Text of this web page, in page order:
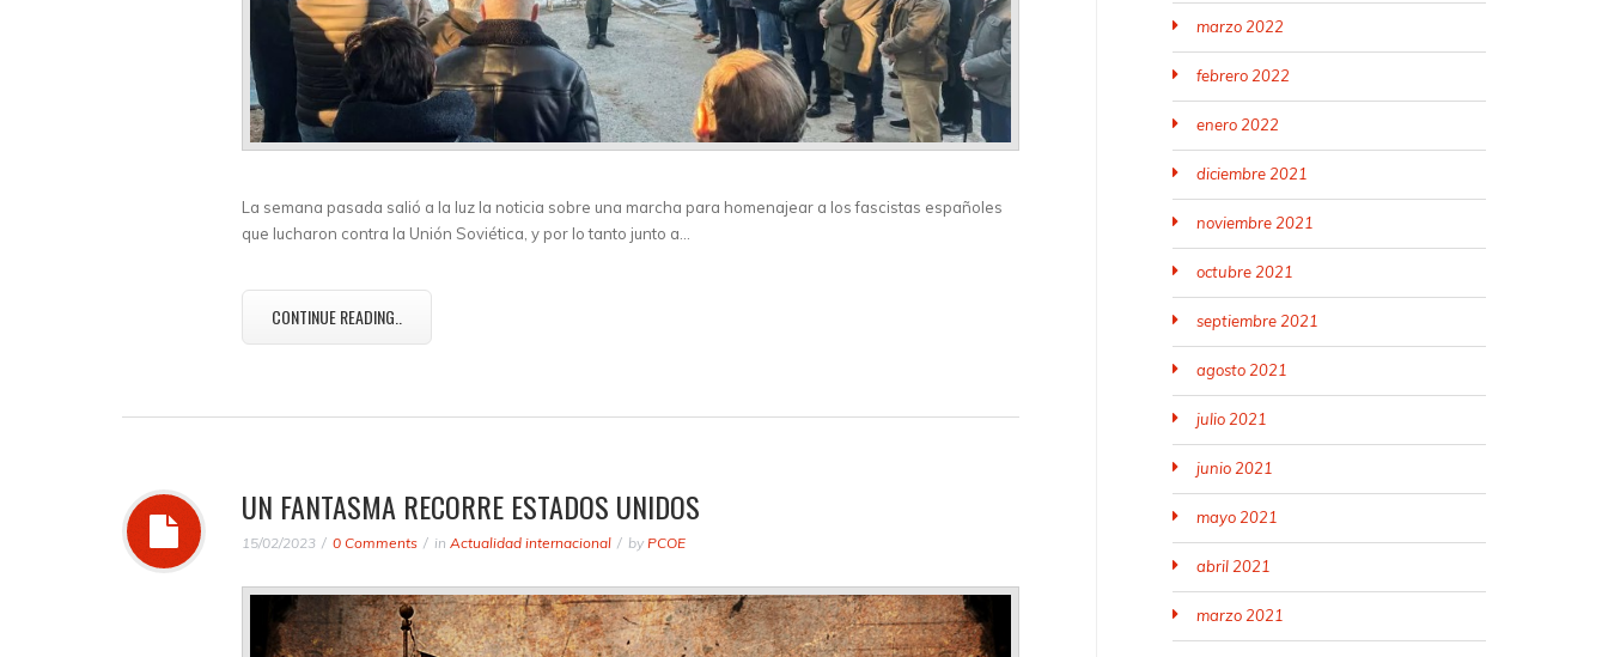
La semana pasada salió a la luz la noticia sobre una marcha para homenajear a los fascistas españoles
que lucharon contra la Unión Soviética, y por lo tanto junto a…
CONTINUE READING..
UN FANTASMA RECORRE ESTADOS UNIDOS
15/02/2023 0 Comments in Actualidad internacional by PCOE
marzo 2022
febrero 2022
enero 2022
diciembre 2021
noviembre 2021
octubre 2021
septiembre 2021
agosto 2021
julio 2021
junio 2021
mayo 2021
abril 2021
marzo 2021